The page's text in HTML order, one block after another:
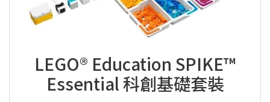
LEGO® Education SPIKE™
Essential 科創基礎套裝